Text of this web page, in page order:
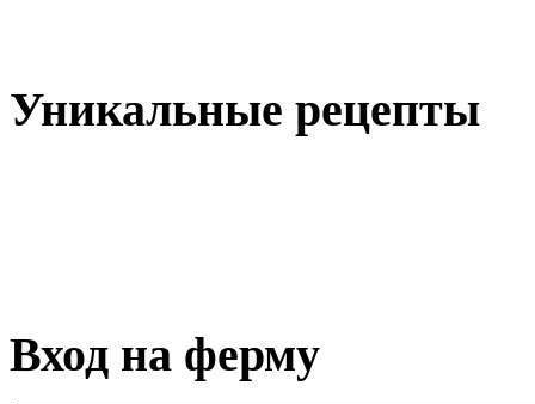
Уникальные рецепты
Вход на ферму